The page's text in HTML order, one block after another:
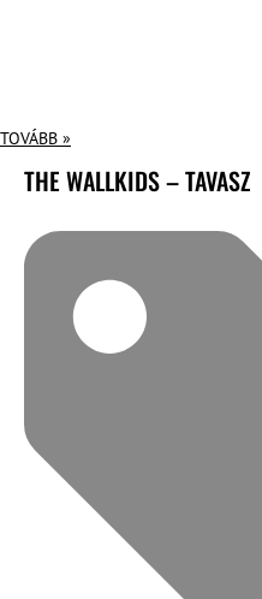
TOVÁBB »
THE WALLKIDS – TAVASZ